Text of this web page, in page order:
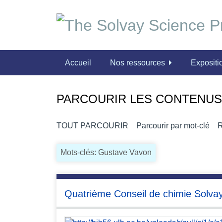
e
a
Accueil Nos ressources
PARCOURIR LES
TOUT PARCOURIR Parcourir par mot-clé
Mots-clés: Gustave Vavon
Quatrième Conseil de chimie